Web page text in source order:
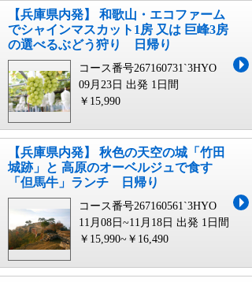
【兵庫県内発】 和歌山・エコファーム
でシャインマスカット1房 又は 巨峰3房
の選べるぶどう狩り 日帰り
コース番号267160731`3HYO
09月23日 出発 1日間
￥15,990
【兵庫県内発】 秋色の天空の城「竹田
城跡」と 高原のオーベルジュで食す
「但馬牛」ランチ 日帰り
コース番号267160561`3HYO
11月08日~11月18日 出発 1日間
￥15,990~￥16,490